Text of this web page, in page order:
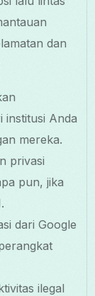
dan
institusi Anda
mereka.
privasi
pun, jika
dari Google
ilegal